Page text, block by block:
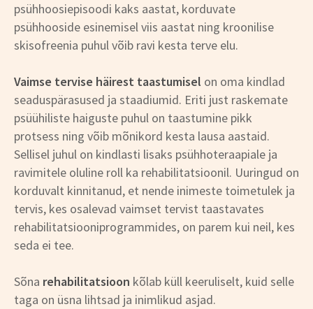
psühhoosiepisoodi kaks aastat, korduvate
psühhooside esinemisel viis aastat ning kroonilise
skisofreenia puhul võib ravi kesta terve elu.
Vaimse tervise häirest taastumisel on oma kindlad
seaduspärasused ja staadiumid. Eriti just raskemate
psüühiliste haiguste puhul on taastumine pikk
protsess ning võib mõnikord kesta lausa aastaid.
Sellisel juhul on kindlasti lisaks psühhoteraapiale ja
ravimitele oluline roll ka rehabilitatsioonil. Uuringud on
korduvalt kinnitanud, et nende inimeste toimetulek ja
tervis, kes osalevad vaimset tervist taastavates
rehabilitatsiooniprogrammides, on parem kui neil, kes
seda ei tee.
Sõna rehabilitatsioon kõlab küll keeruliselt, kuid selle
taga on üsna lihtsad ja inimlikud asjad.